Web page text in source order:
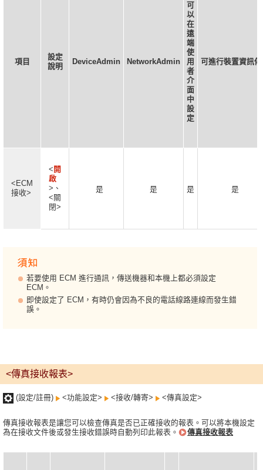
項目
設定
說明
DeviceAdmin NetworkAdmin
可
以
在
遠
端
使
用
者
介
面
中
設
定
可進行裝置資訊
<ECM
接收>
< 開
啟
>、
<關
閉>
是 是 是 是
若要使用 ECM 進行通訊，傳送機器和本機上都必須設定
ECM。
即使設定了 ECM，有時仍會因為不良的電話線路連線而發生錯
誤。
<傳真接收報表>
(設定/註冊) <功能設定> <接收/轉寄> <傳真設定>
傳真接收報表是讓您可以檢查傳真是否已正確接收的報表。可以將本機設定
為在接收文件後或發生接收錯誤時自動列印此報表。
傳真接收報表